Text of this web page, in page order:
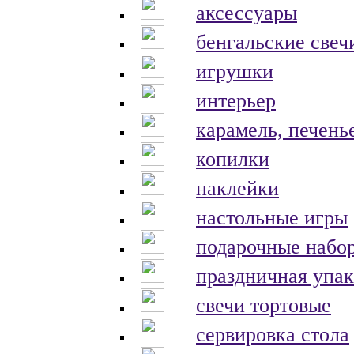
аксессуары
бенгальские
игрушки
интерьер
карамель,
копилки
наклейки
настольные игры
подарочные
праздничная
свечи тортовые
сервировка стола